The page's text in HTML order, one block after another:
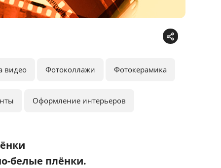
видео Фотоколлажи Фотокерамика
Оформление интерьеров
белые плёнки.